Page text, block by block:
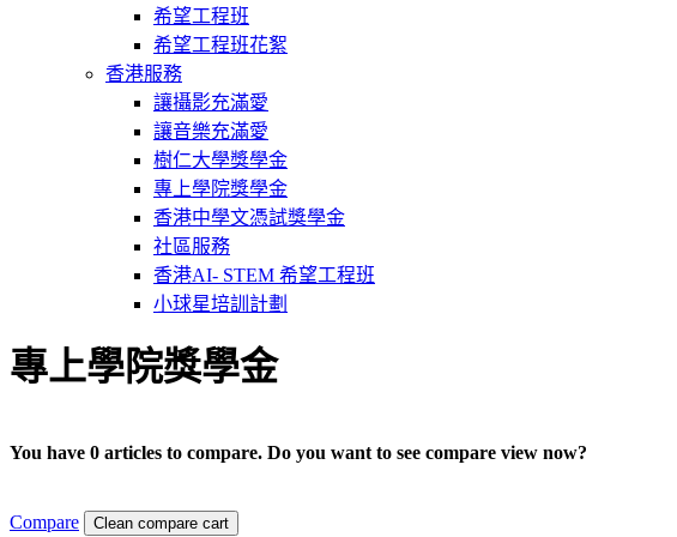
希望工程班
希望工程班花絮
香港服務
讓攝影充滿愛
讓音樂充滿愛
樹仁大學獎學金
專上學院獎學金
香港中學文憑試獎學金
社區服務
香港AI- STEM 希望工程班
小球星培訓計劃
專上學院獎學金
You have 0 articles to compare. Do you want to see compare view now?
Compare Clean compare cart